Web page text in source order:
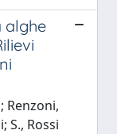
alghe
Renzoni,
S., Rossi